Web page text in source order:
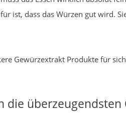
ist, dass das Würzen gut wird.
Gewürzextrakt Produkte für
die